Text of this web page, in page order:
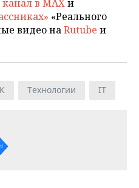
канал в MAXи
«Реального
видео наRutube и
Технологии IT